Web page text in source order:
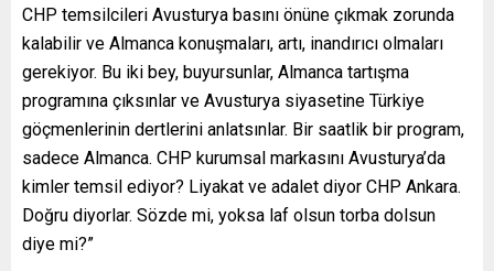
CHP temsilcileri Avusturya basını önüne çıkmak zorunda
kalabilir ve Almanca konuşmaları, artı, inandırıcı olmaları
gerekiyor. Bu iki bey, buyursunlar, Almanca tartışma
programına çıksınlar ve Avusturya siyasetine Türkiye
göçmenlerinin dertlerini anlatsınlar. Bir saatlik bir program,
sadece Almanca. CHP kurumsal markasını Avusturya’da
kimler temsil ediyor? Liyakat ve adalet diyor CHP Ankara.
Doğru diyorlar. Sözde mi, yoksa laf olsun torba dolsun
diye mi?”